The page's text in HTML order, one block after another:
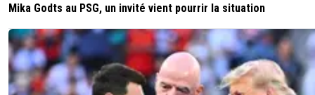
Mika Godts au PSG, un invité vient pourrir la situation